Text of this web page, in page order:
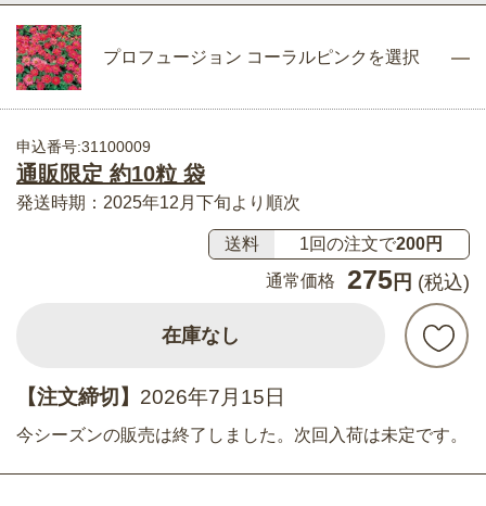
プロフュージョン コーラルピンクを選択
申込番号:31100009
通販限定 約10粒 袋
発送時期：2025年12月下旬より順次
送料 1回の注文で200円
通常価格
275 円 (税込)
在庫なし
【注文締切】 2026年7月15日
今シーズンの販売は終了しました。次回入荷は未定です。